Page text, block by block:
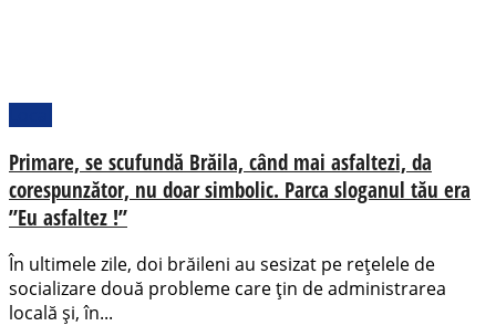
Primare, se scufundă Brăila, când mai asfaltezi, da
corespunzător, nu doar simbolic. Parca sloganul tău era
”Eu asfaltez !”
În ultimele zile, doi brăileni au sesizat pe rețelele de
socializare două probleme care țin de administrarea
locală și, în...